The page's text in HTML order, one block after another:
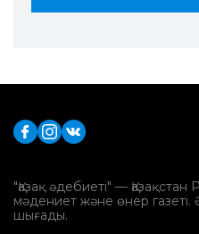
"Қазақ әдебиеті" —
мәдениет және өнер газеті.
шығады.